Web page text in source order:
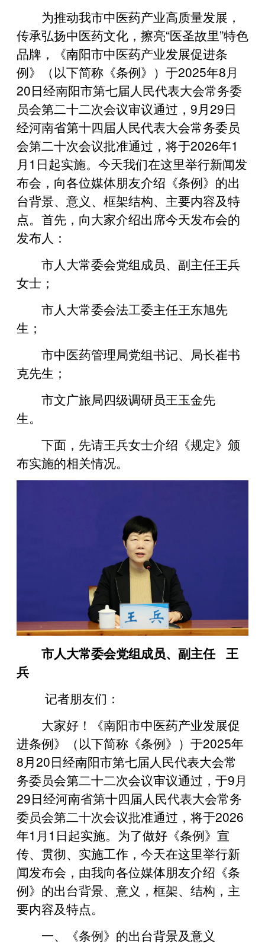
为推动我市中医药产业高质量发展，
传承弘扬中医药文化，擦亮“医圣故里”特色
品牌，《南阳市中医药产业发展促进条
例》（以下简称《条例》）于2025年8月
20日经南阳市第七届人民代表大会常务委
员会第二十二次会议审议通过，9月29日
经河南省第十四届人民代表大会常务委员
会第二十次会议批准通过，将于2026年1
月1日起实施。今天我们在这里举行新闻发
布会，向各位媒体朋友介绍《条例》的出
台背景、意义、框架结构、主要内容及特
点。首先，向大家介绍出席今天发布会的
发布人：
市人大常委会党组成员、副主任王兵
女士；
市人大常委会法工委主任王东旭先
生；
市中医药管理局党组书记、局长崔书
克先生；
市文广旅局四级调研员王玉金先
生。
下面，先请王兵女士介绍《规定》颁
布实施的相关情况。
市人大常委会党组成员、副主任 王
兵
记者朋友们：
大家好！《南阳市中医药产业发展促
进条例》（以下简称《条例》）于2025年
8月20日经南阳市第七届人民代表大会常
务委员会第二十二次会议审议通过，于9月
29日经河南省第十四届人民代表大会常务
委员会第二十次会议批准通过，将于2026
年1月1日起实施。为了做好《条例》宣
传、贯彻、实施工作，今天在这里举行新
闻发布会，由我向各位媒体朋友介绍《条
例》的出台背景、意义，框架、结构，主
要内容及特点。
一、《条例》的出台背景及意义